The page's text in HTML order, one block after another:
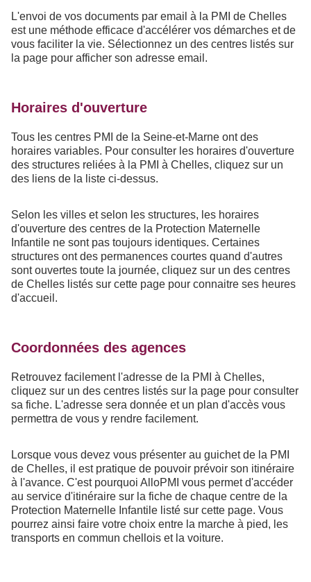
L'envoi de vos documents par email à la PMI de Chelles
est une méthode efficace d'accélérer vos démarches et de
vous faciliter la vie. Sélectionnez un des centres listés sur
la page pour afficher son adresse email.
Horaires d'ouverture
Tous les centres PMI de la Seine-et-Marne ont des
horaires variables. Pour consulter les horaires d'ouverture
des structures reliées à la PMI à Chelles, cliquez sur un
des liens de la liste ci-dessus.
Selon les villes et selon les structures, les horaires
d'ouverture des centres de la Protection Maternelle
Infantile ne sont pas toujours identiques. Certaines
structures ont des permanences courtes quand d'autres
sont ouvertes toute la journée, cliquez sur un des centres
de Chelles listés sur cette page pour connaitre ses heures
d'accueil.
Coordonnées des agences
Retrouvez facilement l'adresse de la PMI à Chelles,
cliquez sur un des centres listés sur la page pour consulter
sa fiche. L'adresse sera donnée et un plan d'accès vous
permettra de vous y rendre facilement.
Lorsque vous devez vous présenter au guichet de la PMI
de Chelles, il est pratique de pouvoir prévoir son itinéraire
à l'avance. C'est pourquoi AlloPMI vous permet d'accéder
au service d'itinéraire sur la fiche de chaque centre de la
Protection Maternelle Infantile listé sur cette page. Vous
pourrez ainsi faire votre choix entre la marche à pied, les
transports en commun chellois et la voiture.